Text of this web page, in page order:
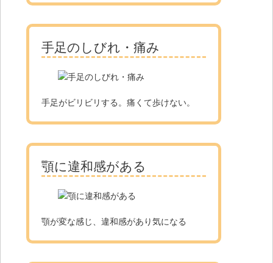
手足のしびれ・痛み
手足がビリビリする。痛くて歩けない。
顎に違和感がある
顎が変な感じ、違和感があり気になる